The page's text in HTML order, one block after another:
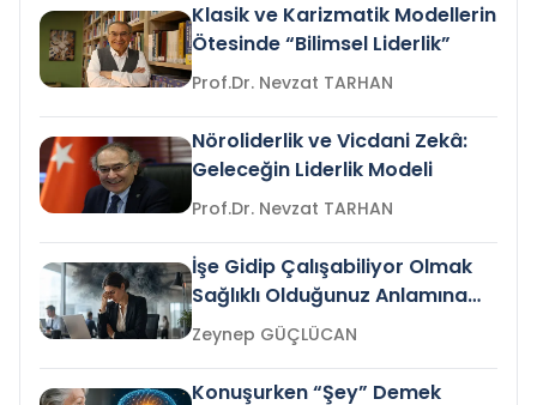
Klasik ve Karizmatik Modellerin
Ötesinde “Bilimsel Liderlik”
Prof.Dr. Nevzat TARHAN
Nöroliderlik ve Vicdani Zekâ:
Geleceğin Liderlik Modeli
Prof.Dr. Nevzat TARHAN
İşe Gidip Çalışabiliyor Olmak
Sağlıklı Olduğunuz Anlamına
Gelir mi?Zeynep GÜÇLÜCAN
Konuşurken “Şey” Demek